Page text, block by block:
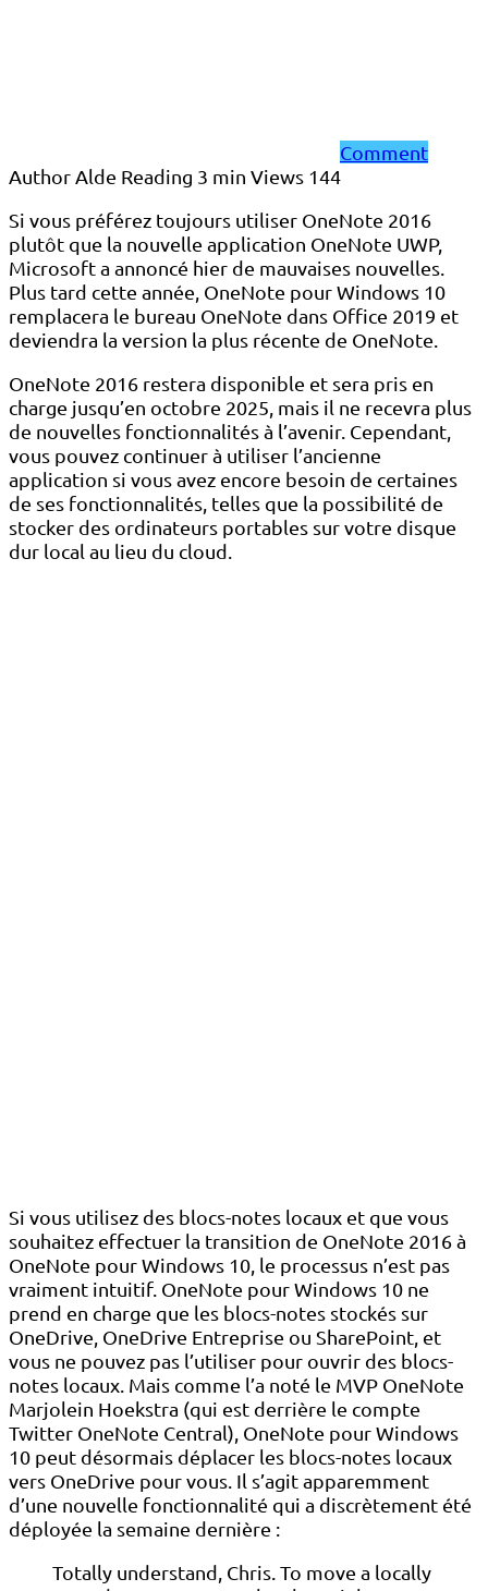
Comment
Author Alde Reading 3 min Views 144
Si vous préférez toujours utiliser OneNote 2016
plutôt que la nouvelle application OneNote UWP,
Microsoft a annoncé hier de mauvaises nouvelles.
Plus tard cette année, OneNote pour Windows 10
remplacera le bureau OneNote dans Office 2019 et
deviendra la version la plus récente de OneNote.
OneNote 2016 restera disponible et sera pris en
charge jusqu’en octobre 2025, mais il ne recevra plus
de nouvelles fonctionnalités à l’avenir. Cependant,
vous pouvez continuer à utiliser l’ancienne
application si vous avez encore besoin de certaines
de ses fonctionnalités, telles que la possibilité de
stocker des ordinateurs portables sur votre disque
dur local au lieu du cloud.
Si vous utilisez des blocs-notes locaux et que vous
souhaitez effectuer la transition de OneNote 2016 à
OneNote pour Windows 10, le processus n’est pas
vraiment intuitif. OneNote pour Windows 10 ne
prend en charge que les blocs-notes stockés sur
OneDrive, OneDrive Entreprise ou SharePoint, et
vous ne pouvez pas l’utiliser pour ouvrir des blocs-
notes locaux. Mais comme l’a noté le MVP OneNote
Marjolein Hoekstra (qui est derrière le compte
Twitter OneNote Central), OneNote pour Windows
10 peut désormais déplacer les blocs-notes locaux
vers OneDrive pour vous. Il s’agit apparemment
d’une nouvelle fonctionnalité qui a discrètement été
déployée la semaine dernière :
Totally understand, Chris. To move a locally